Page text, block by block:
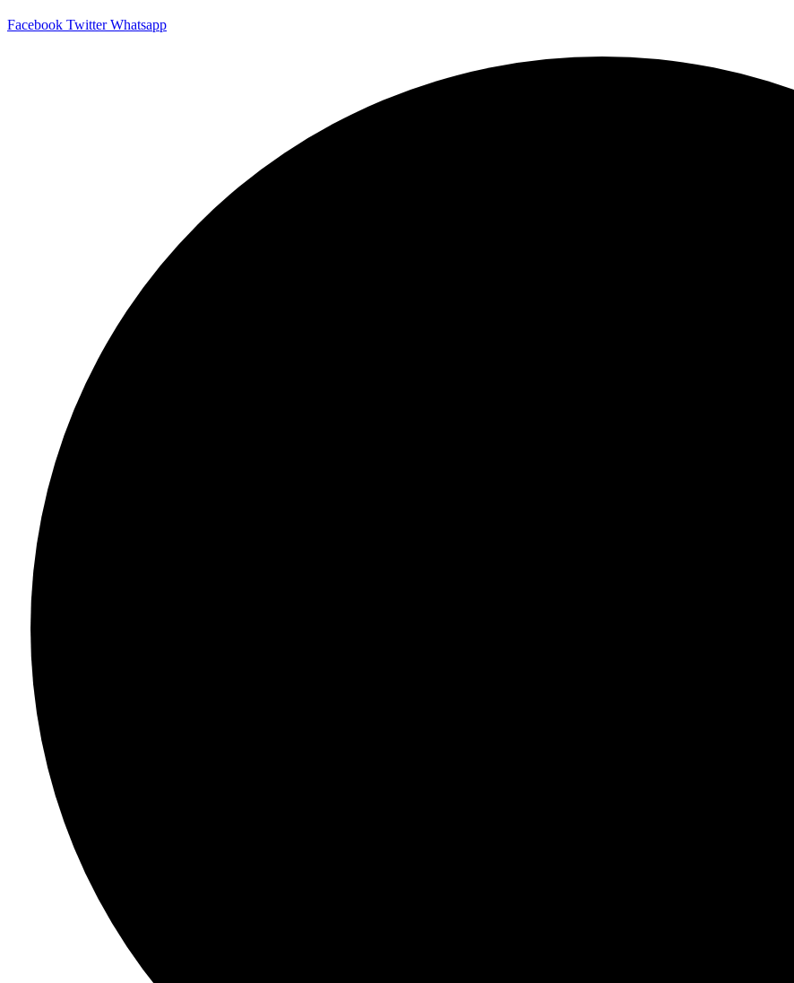
Facebook Twitter Whatsapp